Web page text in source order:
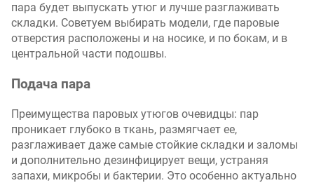
пара будет выпускать утюг и лучше разглаживать
складки. Советуем выбирать модели, где паровые
отверстия расположены и на носике, и по бокам, и в
центральной части подошвы.
Подача пара
Преимущества паровых утюгов очевидцы: пар
проникает глубоко в ткань, размягчает ее,
разглаживает даже самые стойкие складки и заломы
и дополнительно дезинфицирует вещи, устраняя
запахи, микробы и бактерии. Это особенно актуально